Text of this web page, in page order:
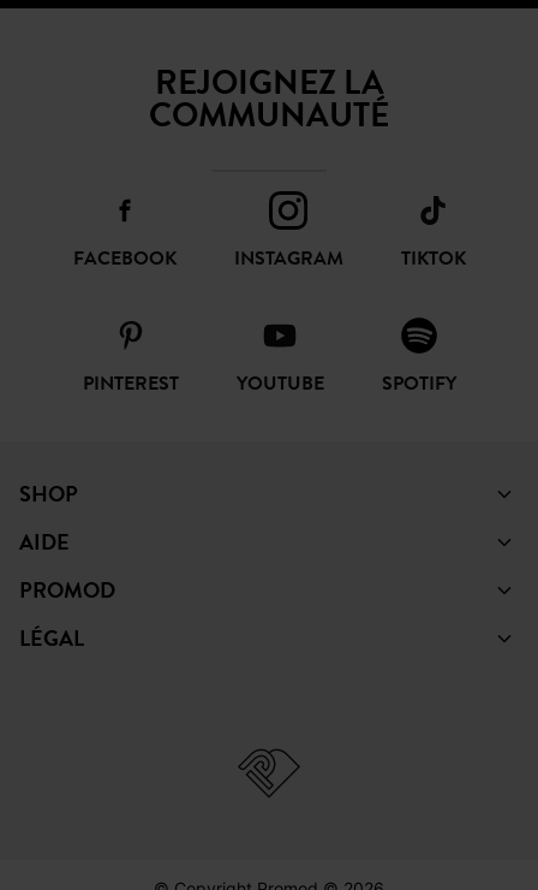
REJOIGNEZ LA
COMMUNAUTÉ
FACEBOOK INSTAGRAM TIKTOK
PINTEREST YOUTUBE SPOTIFY
SHOP
AIDE
PROMOD
LÉGAL